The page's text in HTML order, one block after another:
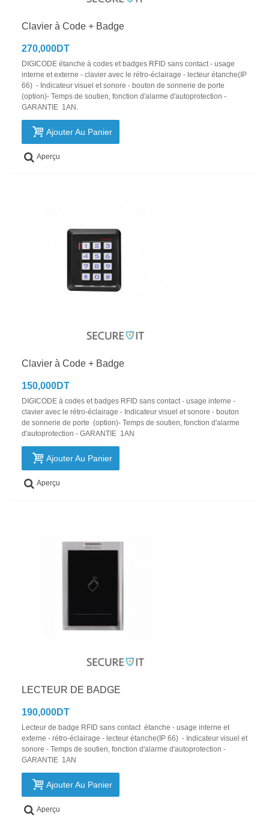
Clavier à Code + Badge
270,000DT
DIGICODE étanche à codes et badges RFID sans contact - usage
interne et externe - clavier avec le rétro-éclairage - lecteur étanche(IP
66) - Indicateur visuel et sonore - bouton de sonnerie de porte
(option)- Temps de soutien, fonction d'alarme d'autoprotection -
GARANTIE 1AN.
Ajouter Au Panier
Aperçu
Clavier à Code + Badge
150,000DT
DIGICODE à codes et badges RFID sans contact - usage interne -
clavier avec le rétro-éclairage - Indicateur visuel et sonore - bouton
de sonnerie de porte (option)- Temps de soutien, fonction d'alarme
d'autoprotection - GARANTIE 1AN
Ajouter Au Panier
Aperçu
LECTEUR DE BADGE
190,000DT
Lecteur de badge RFID sans contact étanche - usage interne et
externe - rétro-éclairage - lecteur étanche(IP 66) - Indicateur visuel et
sonore - Temps de soutien, fonction d'alarme d'autoprotection -
GARANTIE 1AN
Ajouter Au Panier
Aperçu